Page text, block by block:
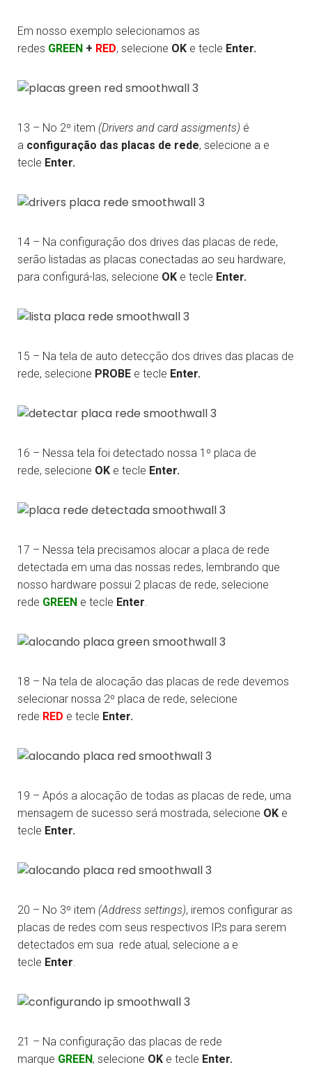
Em nosso exemplo selecionamos as
redes GREEN + RED, selecione OK e tecle Enter.
13 – No 2º item (Drivers and card assigments) é
a configuração das placas de rede, selecione a e
tecle Enter.
14 – Na configuração dos drives das placas de rede,
serão listadas as placas conectadas ao seu hardware,
para configurá-las, selecione OK e tecle Enter.
15 – Na tela de auto detecção dos drives das placas de
rede, selecione PROBE e tecle Enter.
16 – Nessa tela foi detectado nossa 1º placa de
rede, selecione OK e tecle Enter.
17 – Nessa tela precisamos alocar a placa de rede
detectada em uma das nossas redes, lembrando que
nosso hardware possui 2 placas de rede, selecione
rede GREEN e tecle Enter.
18 – Na tela de alocação das placas de rede devemos
selecionar nossa 2º placa de rede, selecione
rede RED e tecle Enter.
19 – Após a alocação de todas as placas de rede, uma
mensagem de sucesso será mostrada, selecione OK e
tecle Enter.
20 – No 3º item (Address settings), iremos configurar as
placas de redes com seus respectivos IP,s para serem
detectados em sua rede atual, selecione a e
tecle Enter.
21 – Na configuração das placas de rede
marque GREEN, selecione OK e tecle Enter.